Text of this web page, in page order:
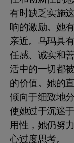
有时缺乏实施
响的激励。她
亲近。乌玛具
任感、诚实和
活中的一切都
的价值。她的
倾向于细致地
使她过于沉迷
用性，她仍努
心过度思考。